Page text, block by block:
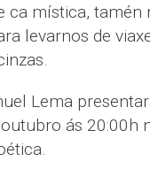
ca mística,
levarnos de
Lema
ás 20:00h